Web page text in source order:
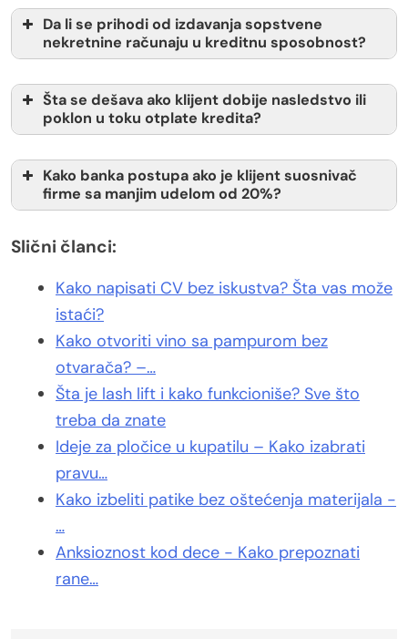
Da li se prihodi od izdavanja sopstvene
nekretnine računaju u kreditnu sposobnost?
Šta se dešava ako klijent dobije nasledstvo ili
poklon u toku otplate kredita?
Kako banka postupa ako je klijent suosnivač
firme sa manjim udelom od 20%?
Slični članci:
Kako napisati CV bez iskustva? Šta vas može
istaći?
Kako otvoriti vino sa pampurom bez
otvarača? –…
Šta je lash lift i kako funkcioniše? Sve što
treba da znate
Ideje za pločice u kupatilu – Kako izabrati
pravu…
Kako izbeliti patike bez oštećenja materijala -
…
Anksioznost kod dece - Kako prepoznati
rane…